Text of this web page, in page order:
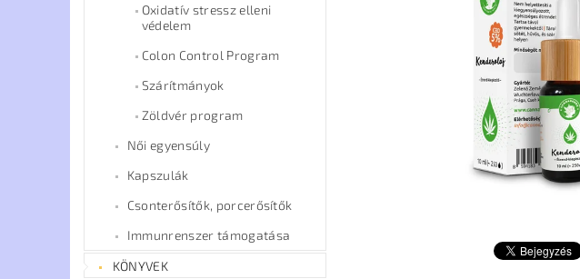
Oxidatív stressz elleni
védelem
Colon Control Program
Szárítmányok
Zöldvér program
Női egyensúly
Kapszulák
Csonterősítők, porcerősítők
Immunrenszer támogatása
KÖNYVEK